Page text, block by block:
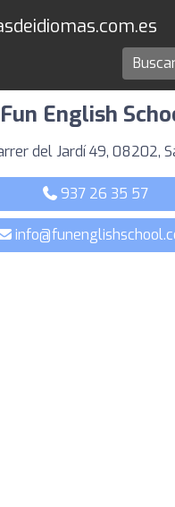
Escuelas de idiomas en
Fun English
del Jardí 49, 08202,
937 26 35 57